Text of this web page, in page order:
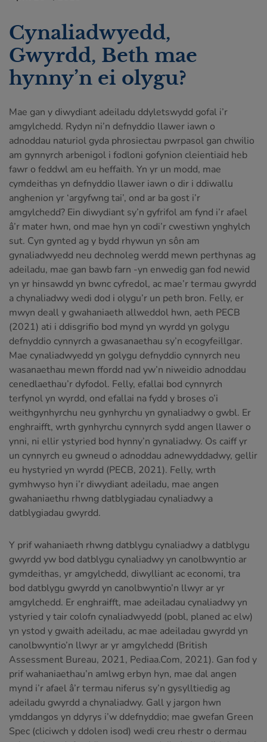
Cynaliadwyedd,
Gwyrdd, Beth mae
hynny’n ei olygu?
Mae gan y diwydiant adeiladu ddyletswydd gofal i’r
amgylchedd. Rydyn ni’n defnyddio llawer iawn o
adnoddau naturiol gyda phrosiectau pwrpasol gan chwilio
am gynnyrch arbenigol i fodloni gofynion cleientiaid heb
fawr o feddwl am eu heffaith. Yn yr un modd, mae
cymdeithas yn defnyddio llawer iawn o dir i ddiwallu
anghenion yr ‘argyfwng tai’, ond ar ba gost i’r
amgylchedd? Ein diwydiant sy’n gyfrifol am fynd i’r afael
â’r mater hwn, ond mae hyn yn codi’r cwestiwn ynghylch
sut. Cyn gynted ag y bydd rhywun yn sôn am
gynaliadwyedd neu dechnoleg werdd mewn perthynas ag
adeiladu, mae gan bawb farn -yn enwedig gan fod newid
yn yr hinsawdd yn bwnc cyfredol, ac mae’r termau gwyrdd
a chynaliadwy wedi dod i olygu’r un peth bron. Felly, er
mwyn deall y gwahaniaeth allweddol hwn, aeth PECB
(2021) ati i ddisgrifio bod mynd yn wyrdd yn golygu
defnyddio cynnyrch a gwasanaethau sy’n ecogyfeillgar.
Mae cynaliadwyedd yn golygu defnyddio cynnyrch neu
wasanaethau mewn ffordd nad yw’n niweidio adnoddau
cenedlaethau’r dyfodol. Felly, efallai bod cynnyrch
terfynol yn wyrdd, ond efallai na fydd y broses o’i
weithgynhyrchu neu gynhyrchu yn gynaliadwy o gwbl. Er
enghraifft, wrth gynhyrchu cynnyrch sydd angen llawer o
ynni, ni ellir ystyried bod hynny’n gynaliadwy. Os caiff yr
un cynnyrch eu gwneud o adnoddau adnewyddadwy, gellir
eu hystyried yn wyrdd (PECB, 2021). Felly, wrth
gymhwyso hyn i’r diwydiant adeiladu, mae angen
gwahaniaethu rhwng datblygiadau cynaliadwy a
datblygiadau gwyrdd.
Y prif wahaniaeth rhwng datblygu cynaliadwy a datblygu
gwyrdd yw bod datblygu cynaliadwy yn canolbwyntio ar
gymdeithas, yr amgylchedd, diwylliant ac economi, tra
bod datblygu gwyrdd yn canolbwyntio’n llwyr ar yr
amgylchedd. Er enghraifft, mae adeiladau cynaliadwy yn
ystyried y tair colofn cynaliadwyedd (pobl, planed ac elw)
yn ystod y gwaith adeiladu, ac mae adeiladau gwyrdd yn
canolbwyntio’n llwyr ar yr amgylchedd (British
Assessment Bureau, 2021, Pediaa.Com, 2021). Gan fod y
prif wahaniaethau’n amlwg erbyn hyn, mae dal angen
mynd i’r afael â’r termau niferus sy’n gysylltiedig ag
adeiladu gwyrdd a chynaliadwy. Gall y jargon hwn
ymddangos yn ddyrys i’w ddefnyddio; mae gwefan Green
Spec (cliciwch y ddolen isod) wedi creu rhestr o dermau